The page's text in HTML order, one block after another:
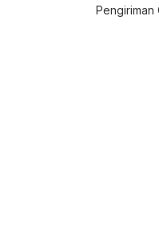
Pengiriman